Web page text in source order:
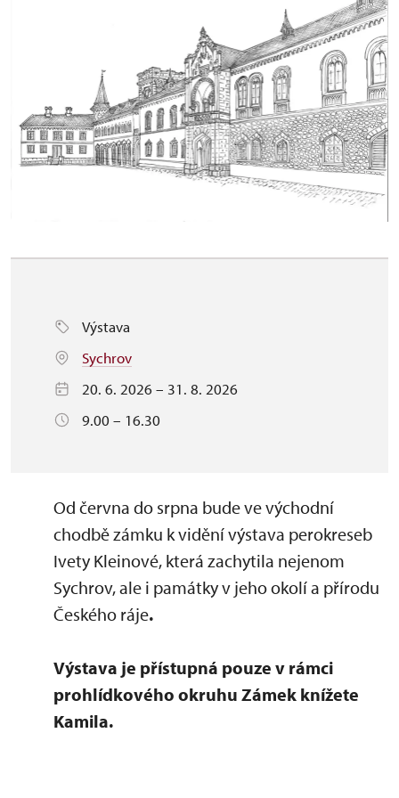
Výstava
Sychrov
20. 6. 2026 – 31. 8. 2026
9.00 – 16.30
Od června do srpna bude ve východní
chodbě zámku k vidění výstava perokreseb
Ivety Kleinové, která zachytila nejenom
Sychrov, ale i památky v jeho okolí a přírodu
Českého ráje.
Výstava je přístupná pouze v rámci
prohlídkového okruhu Zámek knížete
Kamila.